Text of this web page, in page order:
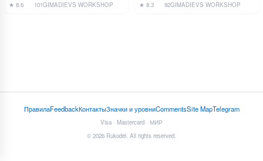
★ 8.6 101GIMADIEVS WORKSHOP ★ 8.3 92GIMADIEVS WORKSHOP
ПравилаFeedbackКонтактыЗначки и уровниCommentsSite MapTelegram
Visa · Mastercard · МИР
© 2026 Rukodel. All rights reserved.